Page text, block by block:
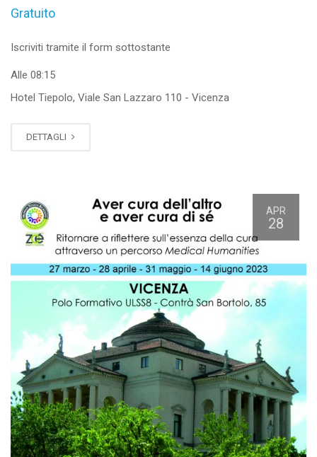
Gratuito
Iscriviti tramite il form sottostante
Alle 08:15
Hotel Tiepolo, Viale San Lazzaro 110 - Vicenza
DETTAGLI
APR
28